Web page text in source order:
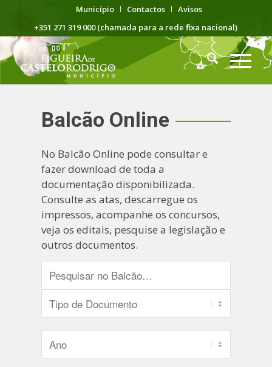
Município Contactos
Avisos
+351 271 319 000 (chamada para a rede fixa nacional)
Balcão Online
No Balcão Online pode consultar e
fazer download de toda a
documentação disponibilizada.
Consulte as atas, descarregue os
impressos, acompanhe os concursos,
veja os editais, pesquise a legislação e
outros documentos.